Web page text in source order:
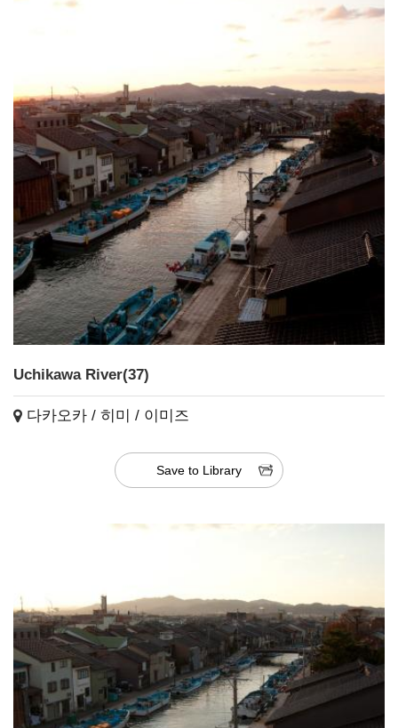
Uchikawa River(37)
다카오카 / 히미 / 이미즈
Save to Library